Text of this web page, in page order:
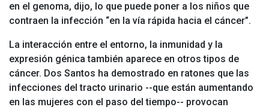
en el genoma, dijo, lo que puede poner a los niños que
contraen la infección “en la vía rápida hacia el cáncer”.
La interacción entre el entorno, la inmunidad y la
expresión génica también aparece en otros tipos de
cáncer. Dos Santos ha demostrado en ratones que las
infecciones del tracto urinario --que están aumentando
en las mujeres con el paso del tiempo-- provocan